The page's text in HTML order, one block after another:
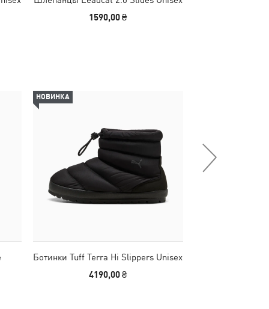
1590,00 ₴
НОВИНКА
Ботинки Tuff Terra Hi Slippers Unisex
4190,00 ₴